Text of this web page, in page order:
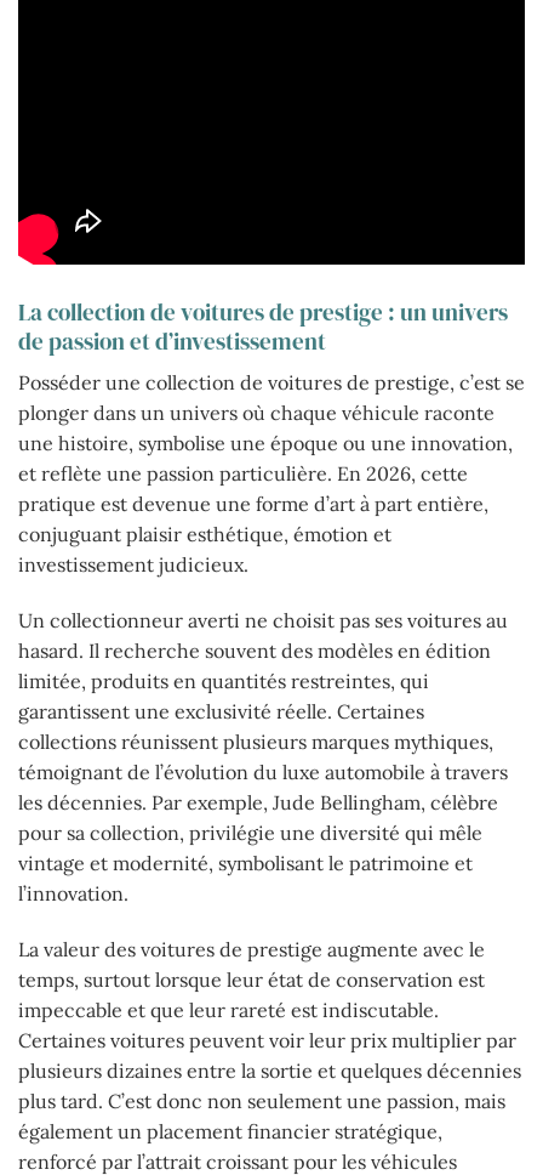
La collection de voitures de prestige : un univers
de passion et d’investissement
Posséder une collection de voitures de prestige, c’est se
plonger dans un univers où chaque véhicule raconte
une histoire, symbolise une époque ou une innovation,
et reflète une passion particulière. En 2026, cette
pratique est devenue une forme d’art à part entière,
conjuguant plaisir esthétique, émotion et
investissement judicieux.
Un collectionneur averti ne choisit pas ses voitures au
hasard. Il recherche souvent des modèles en édition
limitée, produits en quantités restreintes, qui
garantissent une exclusivité réelle. Certaines
collections réunissent plusieurs marques mythiques,
témoignant de l’évolution du luxe automobile à travers
les décennies. Par exemple, Jude Bellingham, célèbre
pour sa collection, privilégie une diversité qui mêle
vintage et modernité, symbolisant le patrimoine et
l’innovation.
La valeur des voitures de prestige augmente avec le
temps, surtout lorsque leur état de conservation est
impeccable et que leur rareté est indiscutable.
Certaines voitures peuvent voir leur prix multiplier par
plusieurs dizaines entre la sortie et quelques décennies
plus tard. C’est donc non seulement une passion, mais
également un placement financier stratégique,
renforcé par l’attrait croissant pour les véhicules